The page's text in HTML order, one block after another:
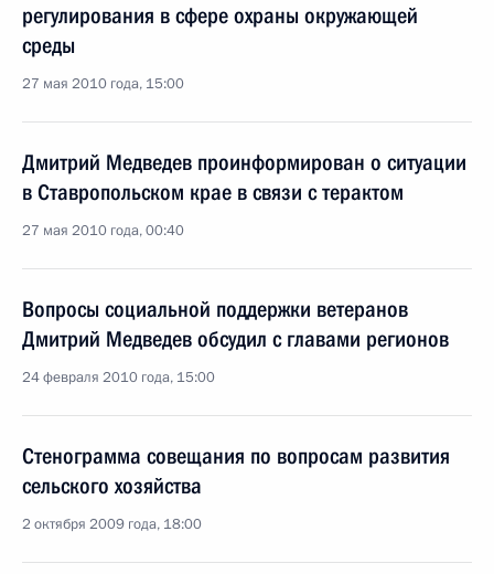
регулирования в сфере охраны окружающей
среды
27 мая 2010 года, 15:00
Дмитрий Медведев проинформирован о ситуации
в Ставропольском крае в связи с терактом
27 мая 2010 года, 00:40
Вопросы социальной поддержки ветеранов
Дмитрий Медведев обсудил с главами регионов
24 февраля 2010 года, 15:00
Стенограмма совещания по вопросам развития
сельского хозяйства
2 октября 2009 года, 18:00